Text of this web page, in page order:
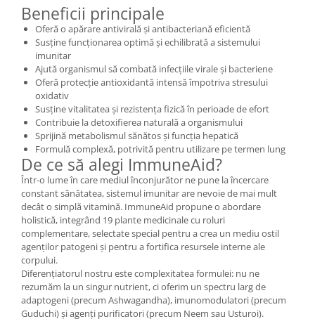
Vitamina E
Vitamina K
Cătină
Chlorella
Colina
Electroliti
Produse Apicole
Cacao
Beneficii principale
Oferă o apărare antivirală și antibacteriană eficientă
Susține funcționarea optimă și echilibrată a sistemului
imunitar
Ajută organismul să combată infecțiile virale și bacteriene
Oferă protecție antioxidantă intensă împotriva stresului
oxidativ
Susține vitalitatea și rezistența fizică în perioade de efort
Contribuie la detoxifierea naturală a organismului
Sprijină metabolismul sănătos și funcția hepatică
Formulă complexă, potrivită pentru utilizare pe termen lung
De ce să alegi ImmuneAid?
Într-o lume în care mediul înconjurător ne pune la încercare
constant sănătatea, sistemul imunitar are nevoie de mai mult
decât o simplă vitamină. ImmuneAid propune o abordare
holistică, integrând 19 plante medicinale cu roluri
complementare, selectate special pentru a crea un mediu ostil
agenților patogeni și pentru a fortifica resursele interne ale
corpului.
Diferențiatorul nostru este complexitatea formulei: nu ne
rezumăm la un singur nutrient, ci oferim un spectru larg de
adaptogeni (precum Ashwagandha), imunomodulatori (precum
Guduchi) și agenți purificatori (precum Neem sau Usturoi).